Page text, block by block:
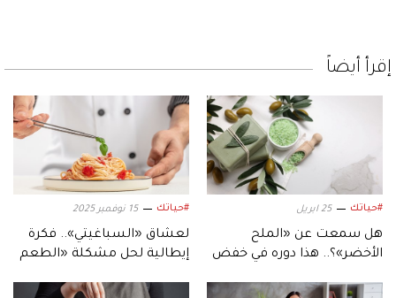
إقرأ أيضاً
#حياتك 25 ابريل
هل سمعت عن «الملح
الأخضر»؟.. هذا دوره في خفض
#حياتك 15 نوفمبر 2025
لعشاق «السباغيتي».. فكرة
إيطالية لحل مشكلة «الطعم